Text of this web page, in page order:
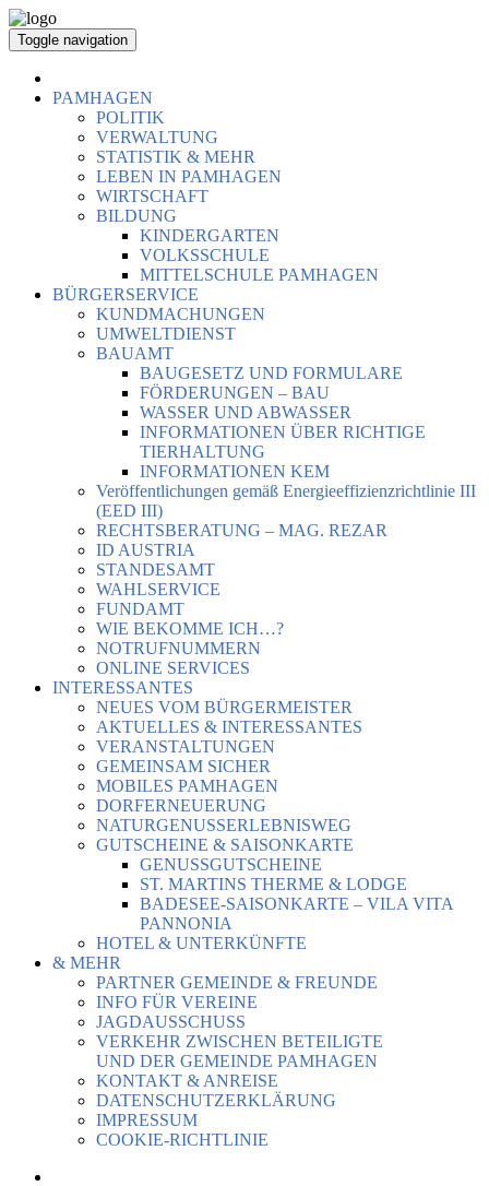
Toggle navigation
PAMHAGEN
POLITIK
VERWALTUNG
STATISTIK & MEHR
LEBEN IN PAMHAGEN
WIRTSCHAFT
BILDUNG
KINDERGARTEN
VOLKSSCHULE
MITTELSCHULE PAMHAGEN
BÜRGERSERVICE
KUNDMACHUNGEN
UMWELTDIENST
BAUAMT
BAUGESETZ UND FORMULARE
FÖRDERUNGEN – BAU
WASSER UND ABWASSER
INFORMATIONEN ÜBER RICHTIGE
TIERHALTUNG
INFORMATIONEN KEM
Veröffentlichungen gemäß Energieeffizienzrichtlinie III
(EED III)
RECHTSBERATUNG – MAG. REZAR
ID AUSTRIA
STANDESAMT
WAHLSERVICE
FUNDAMT
WIE BEKOMME ICH…?
NOTRUFNUMMERN
ONLINE SERVICES
INTERESSANTES
NEUES VOM BÜRGERMEISTER
AKTUELLES & INTERESSANTES
VERANSTALTUNGEN
GEMEINSAM SICHER
MOBILES PAMHAGEN
DORFERNEUERUNG
NATURGENUSSERLEBNISWEG
GUTSCHEINE & SAISONKARTE
GENUSSGUTSCHEINE
ST. MARTINS THERME & LODGE
BADESEE-SAISONKARTE – VILA VITA
PANNONIA
HOTEL & UNTERKÜNFTE
& MEHR
PARTNER GEMEINDE & FREUNDE
INFO FÜR VEREINE
JAGDAUSSCHUSS
VERKEHR ZWISCHEN BETEILIGTE
UND DER GEMEINDE PAMHAGEN
KONTAKT & ANREISE
DATENSCHUTZERKLÄRUNG
IMPRESSUM
COOKIE-RICHTLINIE